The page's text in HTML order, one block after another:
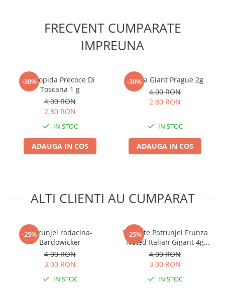
Pila motofierastrau / drujba
Plase plante
Pompa de apa curata/murdara
Pompa de stropit
Spray si intretinere
Produse Bricolaj
Baros / Ciocan / Topor
Burghie
FRECVENT CUMPARATE
IMPREUNA
-30%
Conopida Precoce Di
Toscana 1 g
4,00 RON
2,80 RON
IN STOC
ADAUGA IN COS
-30%
Telina Giant Prague 2g
4,00 RON
2,80 RON
IN STOC
ADAUGA IN COS
ALTI CLIENTI AU CUMPARAT
-25%
Patrunjel radacina-
Bardowicker
4,00 RON
3,00 RON
IN STOC
-25%
Seminte Patrunjel Frunza
Neted Italian Gigant 4g
Agrosem - Aroma Puternica
4,00 RON
3,00 RON
IN STOC